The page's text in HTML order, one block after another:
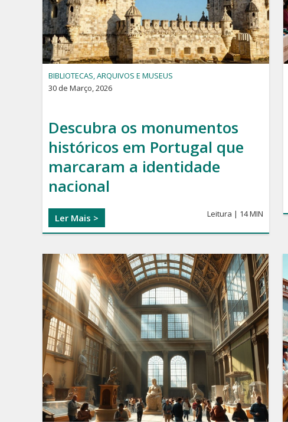
e
Eventos
BIBLIOTECAS, ARQUIVOS E MUSEUS
30 de Março, 2026
Descubra os monumentos
históricos em Portugal que
marcaram a identidade
nacional
Ler Mais > Leitura | 14 MIN